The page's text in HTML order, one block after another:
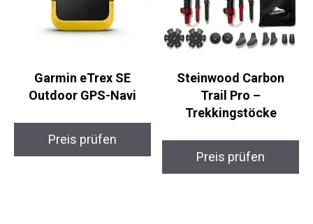
Garmin eTrex SE
Outdoor GPS-Navi
Preis prüfen
Steinwood Carbon
Trail Pro –
Trekkingstöcke
Preis prüfen